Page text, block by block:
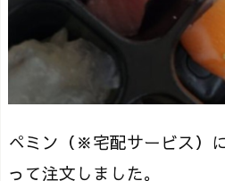
ぺミン（※宅配サービス）
って注文しました。